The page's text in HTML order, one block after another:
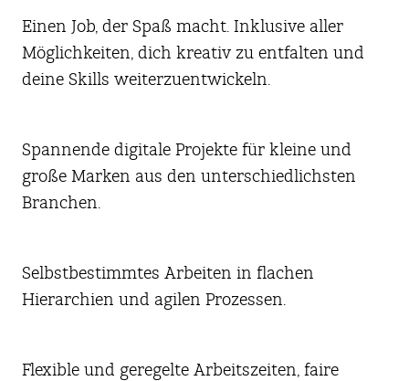
Einen Job, der Spaß macht. Inklusive aller
Möglichkeiten, dich kreativ zu entfalten und
deine Skills weiterzuentwickeln.
Spannende digitale Projekte für kleine und
große Marken aus den unterschiedlichsten
Branchen.
Selbstbestimmtes Arbeiten in flachen
Hierarchien und agilen Prozessen.
Flexible und geregelte Arbeitszeiten, faire